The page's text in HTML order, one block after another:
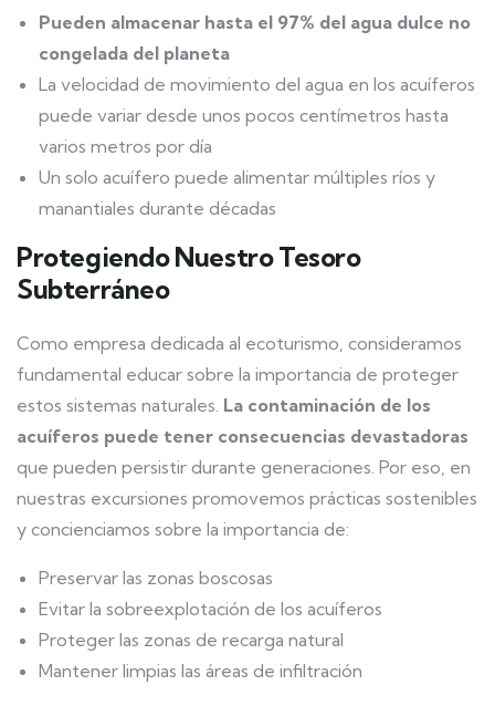
Pueden almacenar hasta el 97% del agua dulce no
congelada del planeta
La velocidad de movimiento del agua en los acuíferos
puede variar desde unos pocos centímetros hasta
varios metros por día
Un solo acuífero puede alimentar múltiples ríos y
manantiales durante décadas
Protegiendo Nuestro Tesoro
Subterráneo
Como empresa dedicada al ecoturismo, consideramos
fundamental educar sobre la importancia de proteger
estos sistemas naturales. La contaminación de los
acuíferos puede tener consecuencias devastadoras
que pueden persistir durante generaciones. Por eso, en
nuestras excursiones promovemos prácticas sostenibles
y concienciamos sobre la importancia de:
Preservar las zonas boscosas
Evitar la sobreexplotación de los acuíferos
Proteger las zonas de recarga natural
Mantener limpias las áreas de infiltración